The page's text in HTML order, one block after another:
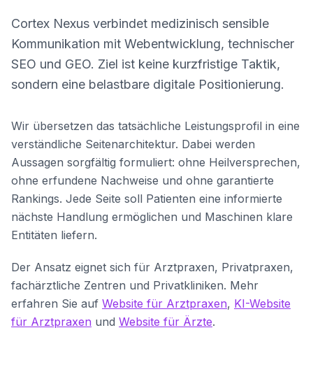
Cortex Nexus verbindet medizinisch sensible
Kommunikation mit Webentwicklung, technischer
SEO und GEO. Ziel ist keine kurzfristige Taktik,
sondern eine belastbare digitale Positionierung.
Wir übersetzen das tatsächliche Leistungsprofil in eine
verständliche Seitenarchitektur. Dabei werden
Aussagen sorgfältig formuliert: ohne Heilversprechen,
ohne erfundene Nachweise und ohne garantierte
Rankings. Jede Seite soll Patienten eine informierte
nächste Handlung ermöglichen und Maschinen klare
Entitäten liefern.
Der Ansatz eignet sich für Arztpraxen, Privatpraxen,
fachärztliche Zentren und Privatkliniken. Mehr
erfahren Sie auf Website für Arztpraxen, KI-Website
für Arztpraxen und Website für Ärzte.